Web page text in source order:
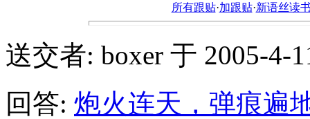
所有跟贴·加跟贴·新语丝读
送交者: boxer 于 2005-4-
回答: 炮火连天，弹痕遍